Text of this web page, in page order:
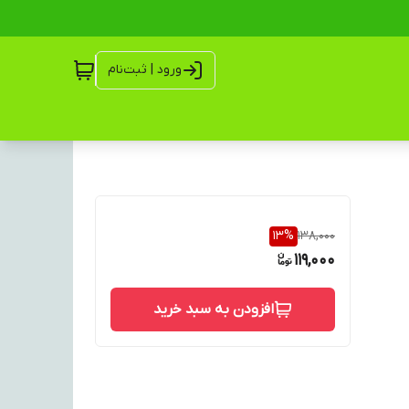
ورود | ثبت‌نام
138,000
13%
119,000
افزودن به سبد خرید